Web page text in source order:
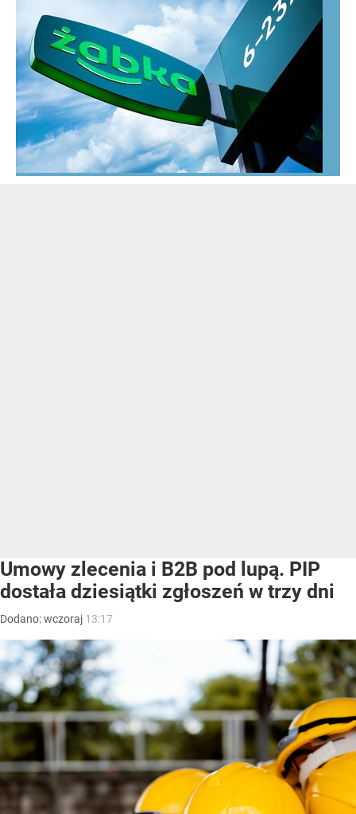
Umowy zlecenia i B2B pod lupą. PIP
dostała dziesiątki zgłoszeń w trzy dni
Dodano:wczoraj 13:17